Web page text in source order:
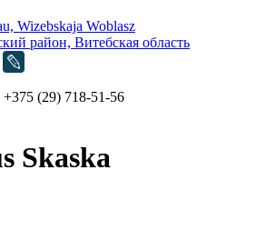
Wizebskaja Woblasz
район, Витебская область
(29) 718-51-56
Skaska